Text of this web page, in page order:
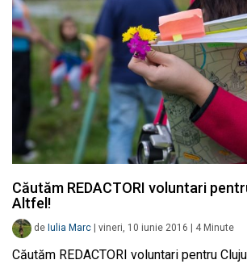
Căutăm REDACTORI voluntari
Altfel!
de Iulia Marc vineri, 10 iunie 2016 4 Minute
Căutăm REDACTORI voluntari pentru